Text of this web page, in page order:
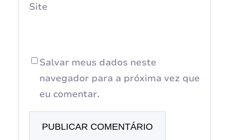
Site
Salvar meus dados neste
navegador para a próxima vez que
eu comentar.